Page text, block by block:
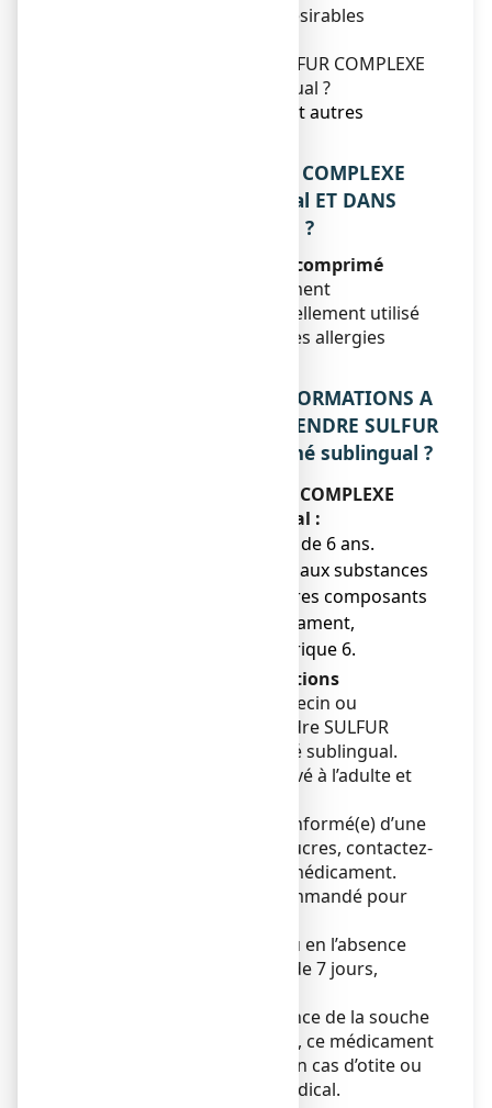
4. Quels sont les effets indésirables
5. Comment conserver SULFUR COMPLEXE
N°12, comprimé sublingual ?
6. Contenu de l’emballage et autres
1. QU’EST-CE QUE SULFUR COMPLEXE
N°12, comprimé sublingual ET DANS
QUELS CAS EST-IL UTILISE ?
SULFUR COMPLEXE N°12, comprimé
est un médicament
homéopathique traditionnellement utilisé
dans les démangeaisons des allergies
2. QUELLES SONT LES INFORMATIONS A
CONNAITRE AVANT DE PRENDRE SULFUR
COMPLEXE N°12, comprimé sublingual ?
Ne prenez jamais SULFUR COMPLEXE
N°12, comprimé sublingual :
● chez l’enfant de moins de 6 ans.
● si vous êtes allergique aux substances
actives ou à l’un des autres composants
contenus dans ce médicament,
mentionnés dans la rubrique 6.
Avertissements et précautions
Adressez-vous à votre médecin ou
pharmacien avant de prendre SULFUR
COMPLEXE N°12, comprimé sublingual.
● Ce médicament est réservé à l’adulte et
● Si votre médecin vous a informé(e) d’une
intolérance à certains sucres, contactez-
le avant de prendre ce médicament.
● Un avis médical est recommandé pour
● En cas de surinfection, ou en l’absence
d’amélioration au bout de 7 jours,
● Compte tenu de la présence de la souche
SULFUR dans la formule, ce médicament
ne doit pas être utilisé en cas d’otite ou
de sinusite sans avis médical.